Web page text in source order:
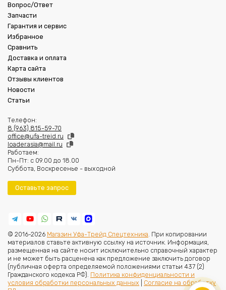
Вопрос/Ответ
Запчасти
Гарантия и сервис
Избранное
Сравнить
Доставка и оплата
Карта сайта
Отзывы клиентов
Новости
Статьи
Телефон:
8 (963) 815-59-70
office@ufa-treid.ru
loader.asia@mail.ru
Работаем:
Пн-Пт: с 09.00 до 18.00
Суббота, Воскресенье - выходной
Оставьте запрос
© 2016-2026 Магазин Уфа-Трейд Спецтехника . При копировании
материалов ставьте активную ссылку на источник. Информация,
размещенная на сайте носит исключительно справочный характер
и не может быть расценена как предложение заключить договор
(публичная оферта определяемой положениями статьи 437 (2)
Гражданского кодекса РФ). Политика конфиденциальности и
условия обработки персональных данных
Согласие на обработку